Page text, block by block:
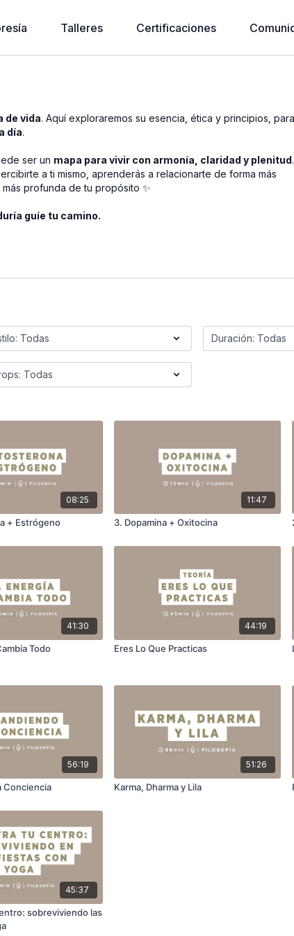
Talleres Certificaciones
de vida. Aquí exploraremos su esencia, ética y principios, para
día.
ser un mapa para vivir con armonía, claridad y plenitud.
a ti mismo, aprenderás a relacionarte de forma más
profunda de tu propósito ✨
guíe tu camino.
08:25
+ Estrógeno
11:47
3. Dopamina + Oxitocina
41:30
Todo
44:19
Eres Lo Que Practicas
56:19
Conciencia
51:26
Karma, Dharma y Lila
45:37
sobreviviendo las